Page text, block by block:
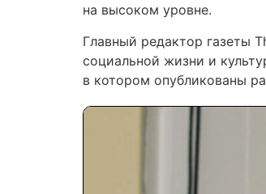
на высоком уровне.
Главный редактор газеты
социальной жизни и
в котором опубликованы